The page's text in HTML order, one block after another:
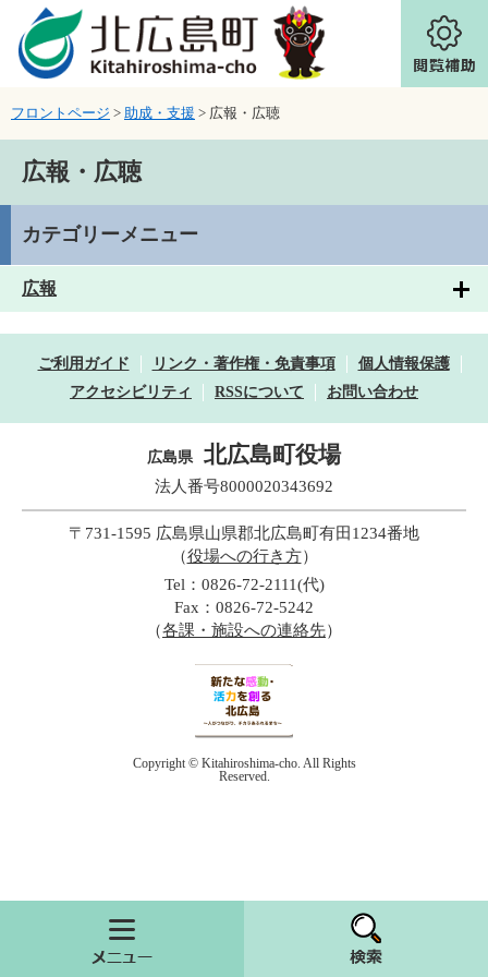
ページの先頭です。
メニューを飛ばして本文へ
検索
フロントページ > 助成・支援 > 広報・広聴
広報・広聴
カテゴリーメニュー
広報
ご利用ガイド リンク・著作権・免責事項
個人情報保護
アクセシビリティ
RSSについて お問い合わせ
広島県 北広島町役場
法人番号8000020343692
〒731-1595 広島県山県郡北広島町有田1234番地
（役場への行き方）
Tel：0826-72-2111(代)
Fax：0826-72-5242
（各課・施設への連絡先）
Copyright © Kitahiroshima-cho. All Rights
Reserved.